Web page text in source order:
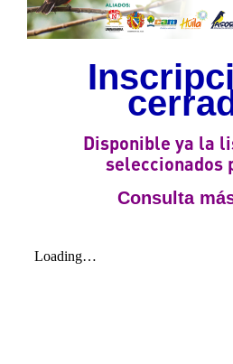
Disponible ya la
seleccionados
Consulta